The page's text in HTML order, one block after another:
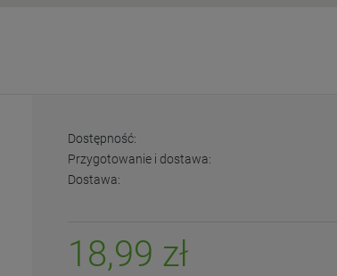
Dostępność:
Przygotowanie i dostawa:
Dostawa:
18,99 zł